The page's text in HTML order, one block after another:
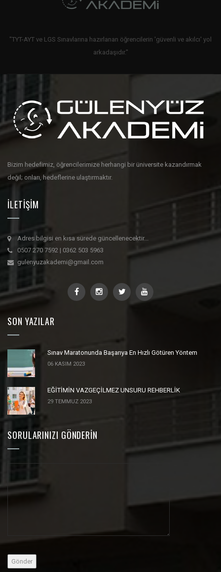
"TYT-AYT ve LGS Sınavlarına hazırlanan öğrencilerin 'güvenli ve akılcı' yol
arkadaşıdır."
Bizim hedefimiz, öğrencilerimize herhangi bir üniversite kazandırmak
değil; onları, hedeflerine ulaştırmaktır.
İLETIŞIM
Adres bilgisi en kısa sürede güncellenecektir...
0507 270 7592 | 0362 503 5963
gulenyuzakademi@gmail.com
SON YAZILAR
Sınav Maratonunda Başarıya En Hızlı Götüren Yöntem
06 KASIM 2023
EĞİTİMİN VAZGEÇİLMEZ UNSURU REHBERLİK
29 TEMMUZ 2023
SORULARINIZI GÖNDERIN